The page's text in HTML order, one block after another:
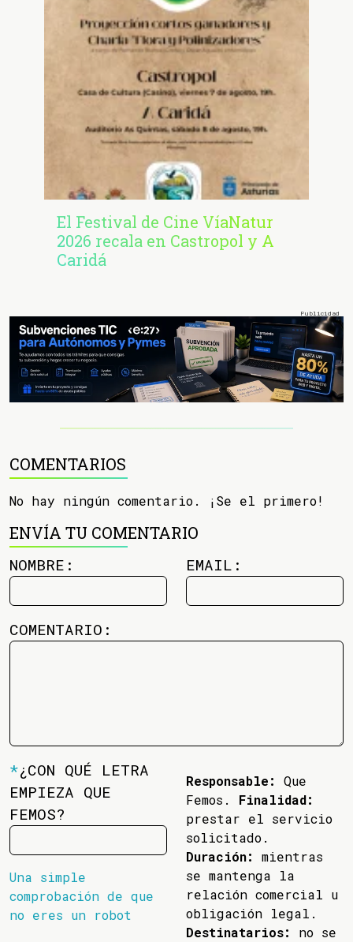
El Festival de Cine VíaNatur
2026 recala en Castropol y A
Caridá
COMENTARIOS
No hay ningún comentario. ¡Se el primero!
ENVÍA TU COMENTARIO
NOMBRE: EMAIL:
COMENTARIO:
*¿CON QUÉ LETRA
EMPIEZA QUE
FEMOS?
Una simple
comprobación de que
no eres un robot
Responsable:
Que
Femos. Finalidad:
prestar el servicio
solicitado.
Duración:
mientras
se mantenga la
relación comercial u
obligación legal.
Destinatarios:
no se